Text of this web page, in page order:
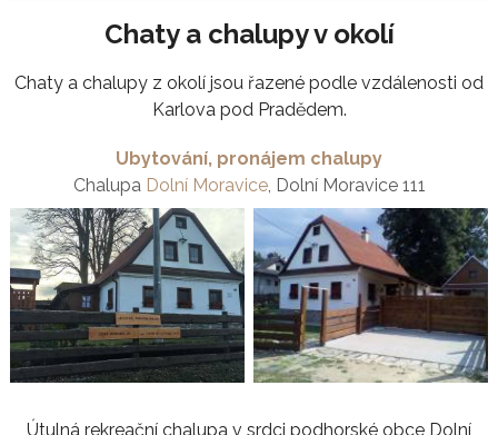
Chaty a chalupy v okolí
Chaty a chalupy z okolí jsou řazené podle vzdálenosti od
Karlova pod Pradědem.
Ubytování, pronájem chalupy
Chalupa Dolní Moravice, Dolní Moravice 111
Útulná rekreační chalupa v srdci podhorské obce Dolní